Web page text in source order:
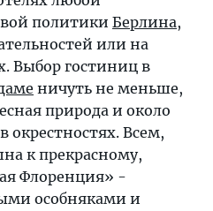
политики Берлина,
или на
Выбор гостиниц в
ничуть не меньше,
природа и около
окрестностях. Всем,
к прекрасному,
Флоренция» -
особняками и